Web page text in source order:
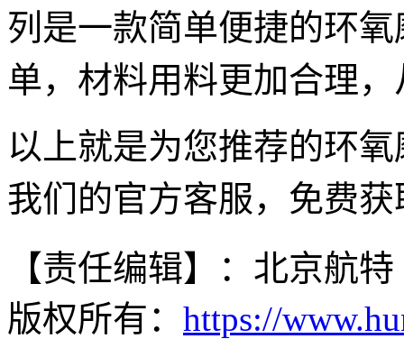
列是一款简单便捷的环
单，材料用料更加合理
以上就是为您推荐的环
我们的官方客服，免费
【责任编辑】：北京航特
版权所有： https://